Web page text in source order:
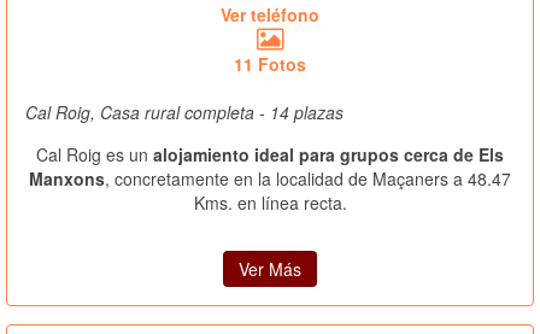
Ver teléfono
11 Fotos
Cal Roig, Casa rural completa - 14 plazas
Cal Roig es un alojamiento ideal para grupos cerca de Els
Manxons, concretamente en la localidad de Maçaners a 48.47
Kms. en línea recta.
Ver Más